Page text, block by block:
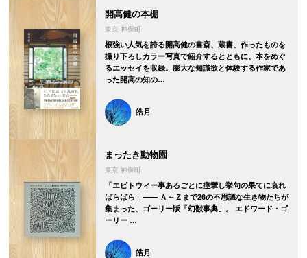
開高健の本棚
東京 神保町
根強い人気を誇る開高健の書斎、蔵書、作ったものを
撮り下ろしカラー写真で紹介するとともに、本をめぐ
るエッセイを収録。膨大な知識欲と体験する作家であ
った開高の知の…
皓月
まったき動物園
東京 神保町
「エピトウィー事あるごとに痙攣し挙句の果てに哀れ
ばらばら」―― Ａ～Ｚまで26の不思議な生き物たちが
集まった、ゴーリー版「幻獣事典」。 エドワード・ゴ
ーリー …
皓月